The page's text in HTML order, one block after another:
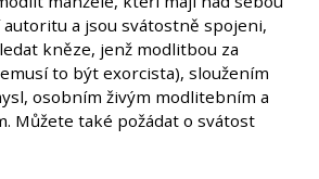
autoritu a jsou svátostně spojeni,
kněze, jenž modlitbou za
to být exorcista), sloužením
osobním živým modlitebním a
Můžete také požádat o svátost